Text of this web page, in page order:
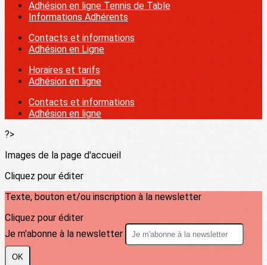
Adhésion en ligne Tennis de Table
Informations Adhérents
Contacts et informations
Adhésion en Ligne
Horaires et tarifs
Adhésion en ligne
Contacts et informations
Adhésion en ligne
?>
Images de la page d'accueil
Cliquez pour éditer
Texte, bouton et/ou inscription à la newsletter
Cliquez pour éditer
Je m'abonne à la newsletter
OK